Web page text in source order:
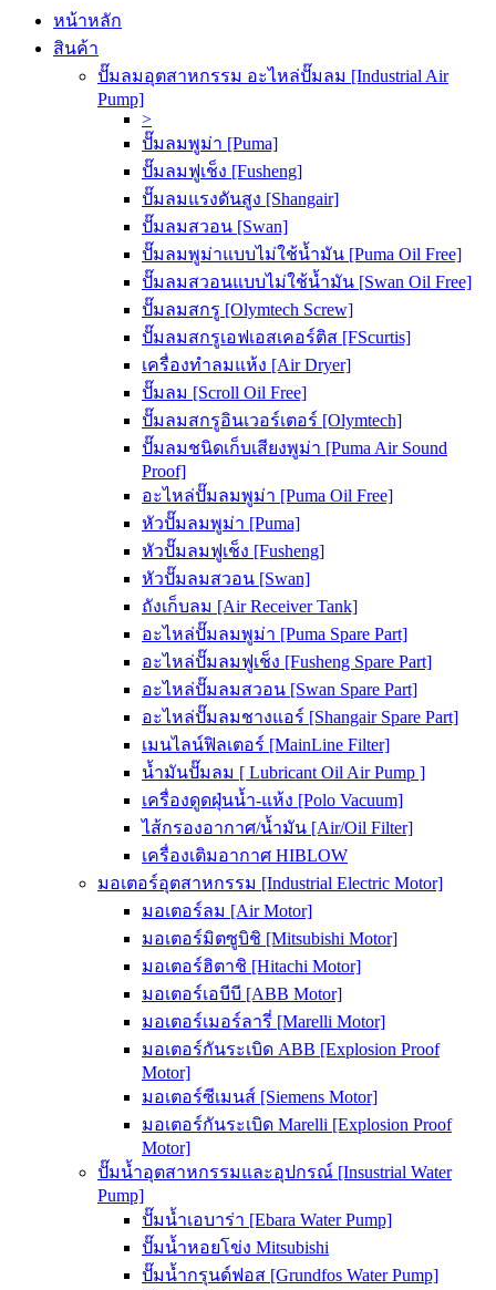
หน้าหลัก
สินค้า
ปั๊มลมอุตสาหกรรม อะไหล่ปั๊มลม [Industrial Air
Pump]
>
ปั๊มลมพูม่า [Puma]
ปั๊มลมฟูเช็ง [Fusheng]
ปั๊มลมแรงดันสูง [Shangair]
ปั๊มลมสวอน [Swan]
ปั๊มลมพูม่าแบบไม่ใช้น้ำมัน [Puma Oil Free]
ปั๊มลมสวอนแบบไม่ใช้น้ำมัน [Swan Oil Free]
ปั๊มลมสกรู [Olymtech Screw]
ปั๊มลมสกรูเอฟเอสเคอร์ติส [FScurtis]
เครื่องทำลมแห้ง [Air Dryer]
ปั๊มลม [Scroll Oil Free]
ปั๊มลมสกรูอินเวอร์เตอร์ [Olymtech]
ปั๊มลมชนิดเก็บเสียงพูม่า [Puma Air Sound
Proof]
อะไหล่ปั๊มลมพูม่า [Puma Oil Free]
หัวปั๊มลมพูม่า [Puma]
หัวปั๊มลมฟูเช็ง [Fusheng]
หัวปั๊มลมสวอน [Swan]
ถังเก็บลม [Air Receiver Tank]
อะไหล่ปั๊มลมพูม่า [Puma Spare Part]
อะไหล่ปั๊มลมฟูเช็ง [Fusheng Spare Part]
อะไหล่ปั๊มลมสวอน [Swan Spare Part]
อะไหล่ปั๊มลมชางแอร์ [Shangair Spare Part]
เมนไลน์ฟิลเตอร์ [MainLine Filter]
น้ำมันปั๊มลม [ Lubricant Oil Air Pump ]
เครื่องดูดฝุ่นน้ำ-แห้ง [Polo Vacuum]
ไส้กรองอากาศ/น้ำมัน [Air/Oil Filter]
เครื่องเติมอากาศ HIBLOW
มอเตอร์อุตสาหกรรม [Industrial Electric Motor]
มอเตอร์ลม [Air Motor]
มอเตอร์มิตซูบิชิ [Mitsubishi Motor]
มอเตอร์ฮิตาชิ [Hitachi Motor]
มอเตอร์เอบีบี [ABB Motor]
มอเตอร์เมอร์ลารี่ [Marelli Motor]
มอเตอร์กันระเบิด ABB [Explosion Proof
Motor]
มอเตอร์ซีเมนส์ [Siemens Motor]
มอเตอร์กันระเบิด Marelli [Explosion Proof
Motor]
ปั๊มน้ำอุตสาหกรรมและอุปกรณ์ [Insustrial Water
Pump]
ปั๊มน้ำเอบาร่า [Ebara Water Pump]
ปั๊มน้ำหอยโข่ง Mitsubishi
ปั๊มน้ำกรุนด์ฟอส [Grundfos Water Pump]